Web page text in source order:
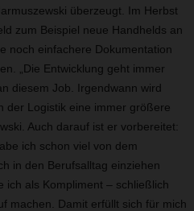
überzeugt. Im Herbst
zum Beispiel neue Handhelds an
noch einfachere Dokumentation
„Die Entwicklung geht immer
diesem Job. Irgendwann wird
der Logistik eine immer größere
Auch darauf ist er vorbereitet:
ich schon viel von dem
in den Berufsalltag einziehen
ich als Kompliment – schließlich
machen. Damit erfüllt sich für mich